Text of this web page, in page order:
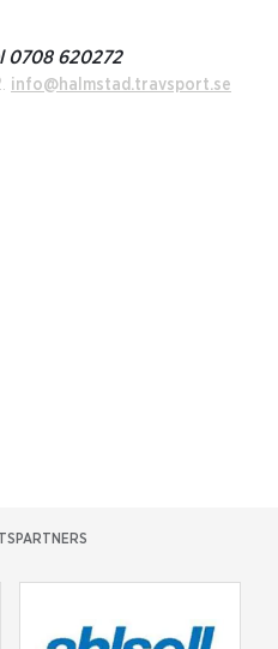
0708 620272
info@halmstad.travsport.se